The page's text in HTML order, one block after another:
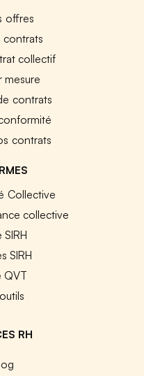
offres
contrats
collectif
mesure
contrats
contrats
Collective
collective
SIRH
QVT
RH